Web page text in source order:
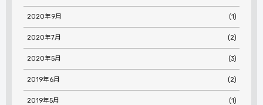
2020年9月 (1)
2020年7月 (2)
2020年5月 (3)
2019年6月 (2)
2019年5月 (1)